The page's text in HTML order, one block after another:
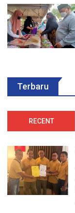
Terbaru
RECENT